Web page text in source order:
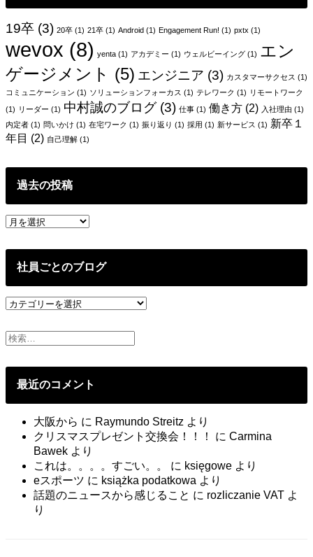
ゲ
ー
シ
ョ
ン
19卒 (3) 20卒 (1) 21卒 (1) Android (1) Engagement Run! (1) pxtx (1)
wevox (8) yenta (1) アカデミー (1) ウェルビーイング (1) エン
ゲージメント (5) エンジニア (3) カスタマーサクセス (1)
コミュニケーション (1) ソリューションフォーカス (1) テレワーク (1) リモートワーク
(1) リーダー (1) 中村誠のブログ(3) 仕事 (1) 働き方 (2) 入社理由 (1)
内定者 (1) 問いかけ (1) 在宅ワーク (1) 振り返り (1) 採用 (1) 新サービス (1) 新卒１
年目 (2) 自己理解 (1)
過去の投稿
過
の
社員ごとのブログ
社
ご
と
グ
最近のコメント
大阪から に Raymundo Streitz より
クリスマスプレゼント交換会！！！
に Carmina
Bawek より
これは。。。。すごい。。
に księgowe より
eスポーツ に książka podatkowa より
話題のニュースから感じること に rozliczanie VAT よ
り